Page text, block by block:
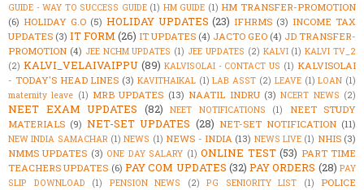
GUIDE - WAY TO SUCCESS GUIDE (1) HM GUIDE (1) HM TRANSFER-PROMOTION
(6) HOLIDAY G.O (5) HOLIDAY UPDATES (23) IFHRMS (3) INCOME TAX
UPDATES (3) IT FORM (26) IT UPDATES (4) JACTO GEO (4) JD TRANSFER-
PROMOTION (4) JEE NCHM UPDATES (1) JEE UPDATES (2) KALVI (1) KALVI TV_2
(2) KALVI_VELAIVAIPPU (89) KALVISOLAI - CONTACT US (1) KALVISOLAI
- TODAY'S HEAD LINES (3) KAVITHAIKAL (1) LAB ASST (2) LEAVE (1) LOAN (1)
maternity leave (1) MRB UPDATES (13) NAATIL INDRU (3) NCERT NEWS (2)
NEET EXAM UPDATES (82) NEET NOTIFICATIONS (1)
NEET STUDY
MATERIALS (9) NET-SET UPDATES (28) NET-SET NOTIFICATION (11)
NEW INDIA SAMACHAR (1) NEWS (1) NEWS - INDIA (13) NEWS LIVE (1) NHIS (3)
NMMS UPDATES (3) ONE DAY SALARY (1) ONLINE TEST (53) PART TIME
TEACHERS UPDATES (6) PAY COM UPDATES (32) PAY ORDERS (28) PAY
SLIP DOWNLOAD
(1) PENSION NEWS (2) PG SENIORITY LIST (1)
POLICE